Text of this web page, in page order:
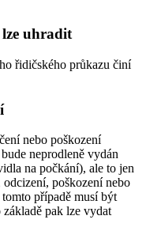
uhradit
řidičského průkazu činí
nebo poškození
neprodleně vydán
na počkání), ale to jen
odcizení, poškození nebo
případě musí být
pak lze vydat